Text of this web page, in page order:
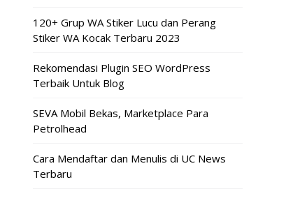
120+ Grup WA Stiker Lucu dan Perang
Stiker WA Kocak Terbaru 2023
Rekomendasi Plugin SEO WordPress
Terbaik Untuk Blog
SEVA Mobil Bekas, Marketplace Para
Petrolhead
Cara Mendaftar dan Menulis di UC News
Terbaru